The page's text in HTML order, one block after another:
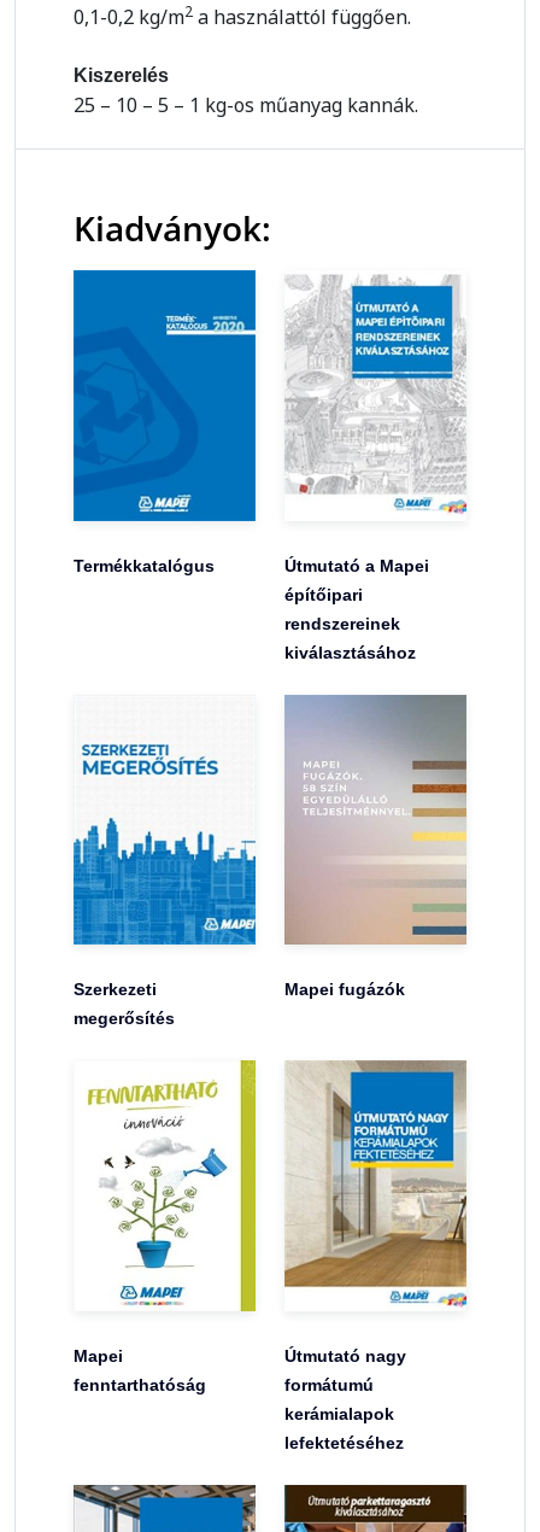
0,1-0,2 kg/m2 a használattól függően.
Kiszerelés
25 – 10 – 5 – 1 kg-os műanyag kannák.
Kiadványok:
Termékkatalógus
Útmutató a Mapei
építőipari
rendszereinek
kiválasztásához
Szerkezeti
megerősítés
Mapei fugázók
Mapei
fenntarthatóság
Útmutató nagy
formátumú
kerámialapok
lefektetéséhez